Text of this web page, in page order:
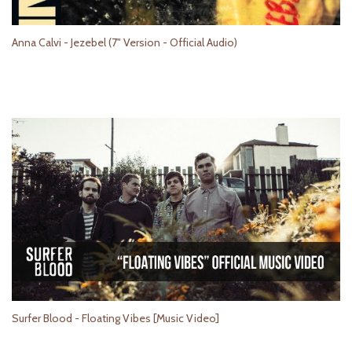
Anna Calvi - Jezebel (7" Version - Official Audio)
Surfer Blood - Floating Vibes [Music Video]